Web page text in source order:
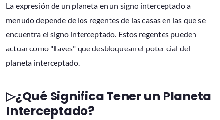
La expresión de un planeta en un signo interceptado a
menudo depende de los regentes de las casas en las que se
encuentra el signo interceptado. Estos regentes pueden
actuar como "llaves" que desbloquean el potencial del
planeta interceptado.
▷¿Qué Significa Tener un Planeta
Interceptado?